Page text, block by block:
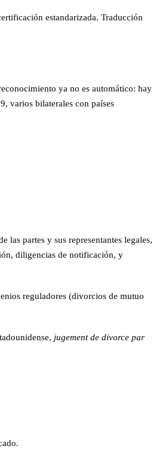
estandarizada. Traducción
ya no es automático: hay
varios bilaterales con países
partes y sus representantes legales,
diligencias de notificación, y
reguladores (divorcios de mutuo
jugement de divorce par